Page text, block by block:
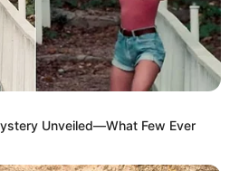
Unveiled—What Few Ever